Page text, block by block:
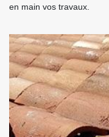
en main vos travaux.